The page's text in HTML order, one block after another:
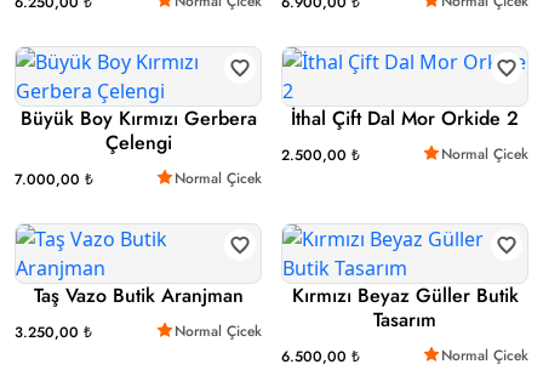
Büyük Boy Kırmızı Gerbera
Çelengi
7.000,00 ₺ Normal Çicek
İthal Çift Dal Mor Orkide 2
2.500,00 ₺ Normal Çicek
Taş Vazo Butik Aranjman
3.250,00 ₺ Normal Çicek
Kırmızı Beyaz Güller Butik
Tasarım
6.500,00 ₺ Normal Çicek